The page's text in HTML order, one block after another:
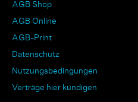
AGB Shop
AGB Online
AGB-Print
Datenschutz
Nutzungsbedingungen
Verträge hier kündigen